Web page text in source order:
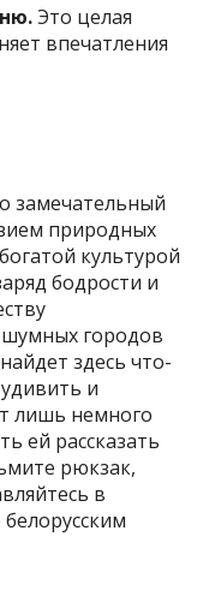
Это целая
впечатления
замечательный
природных
культурой
бодрости и
городов
здесь что-
и
лишь немного
ей рассказать
рюкзак,
в